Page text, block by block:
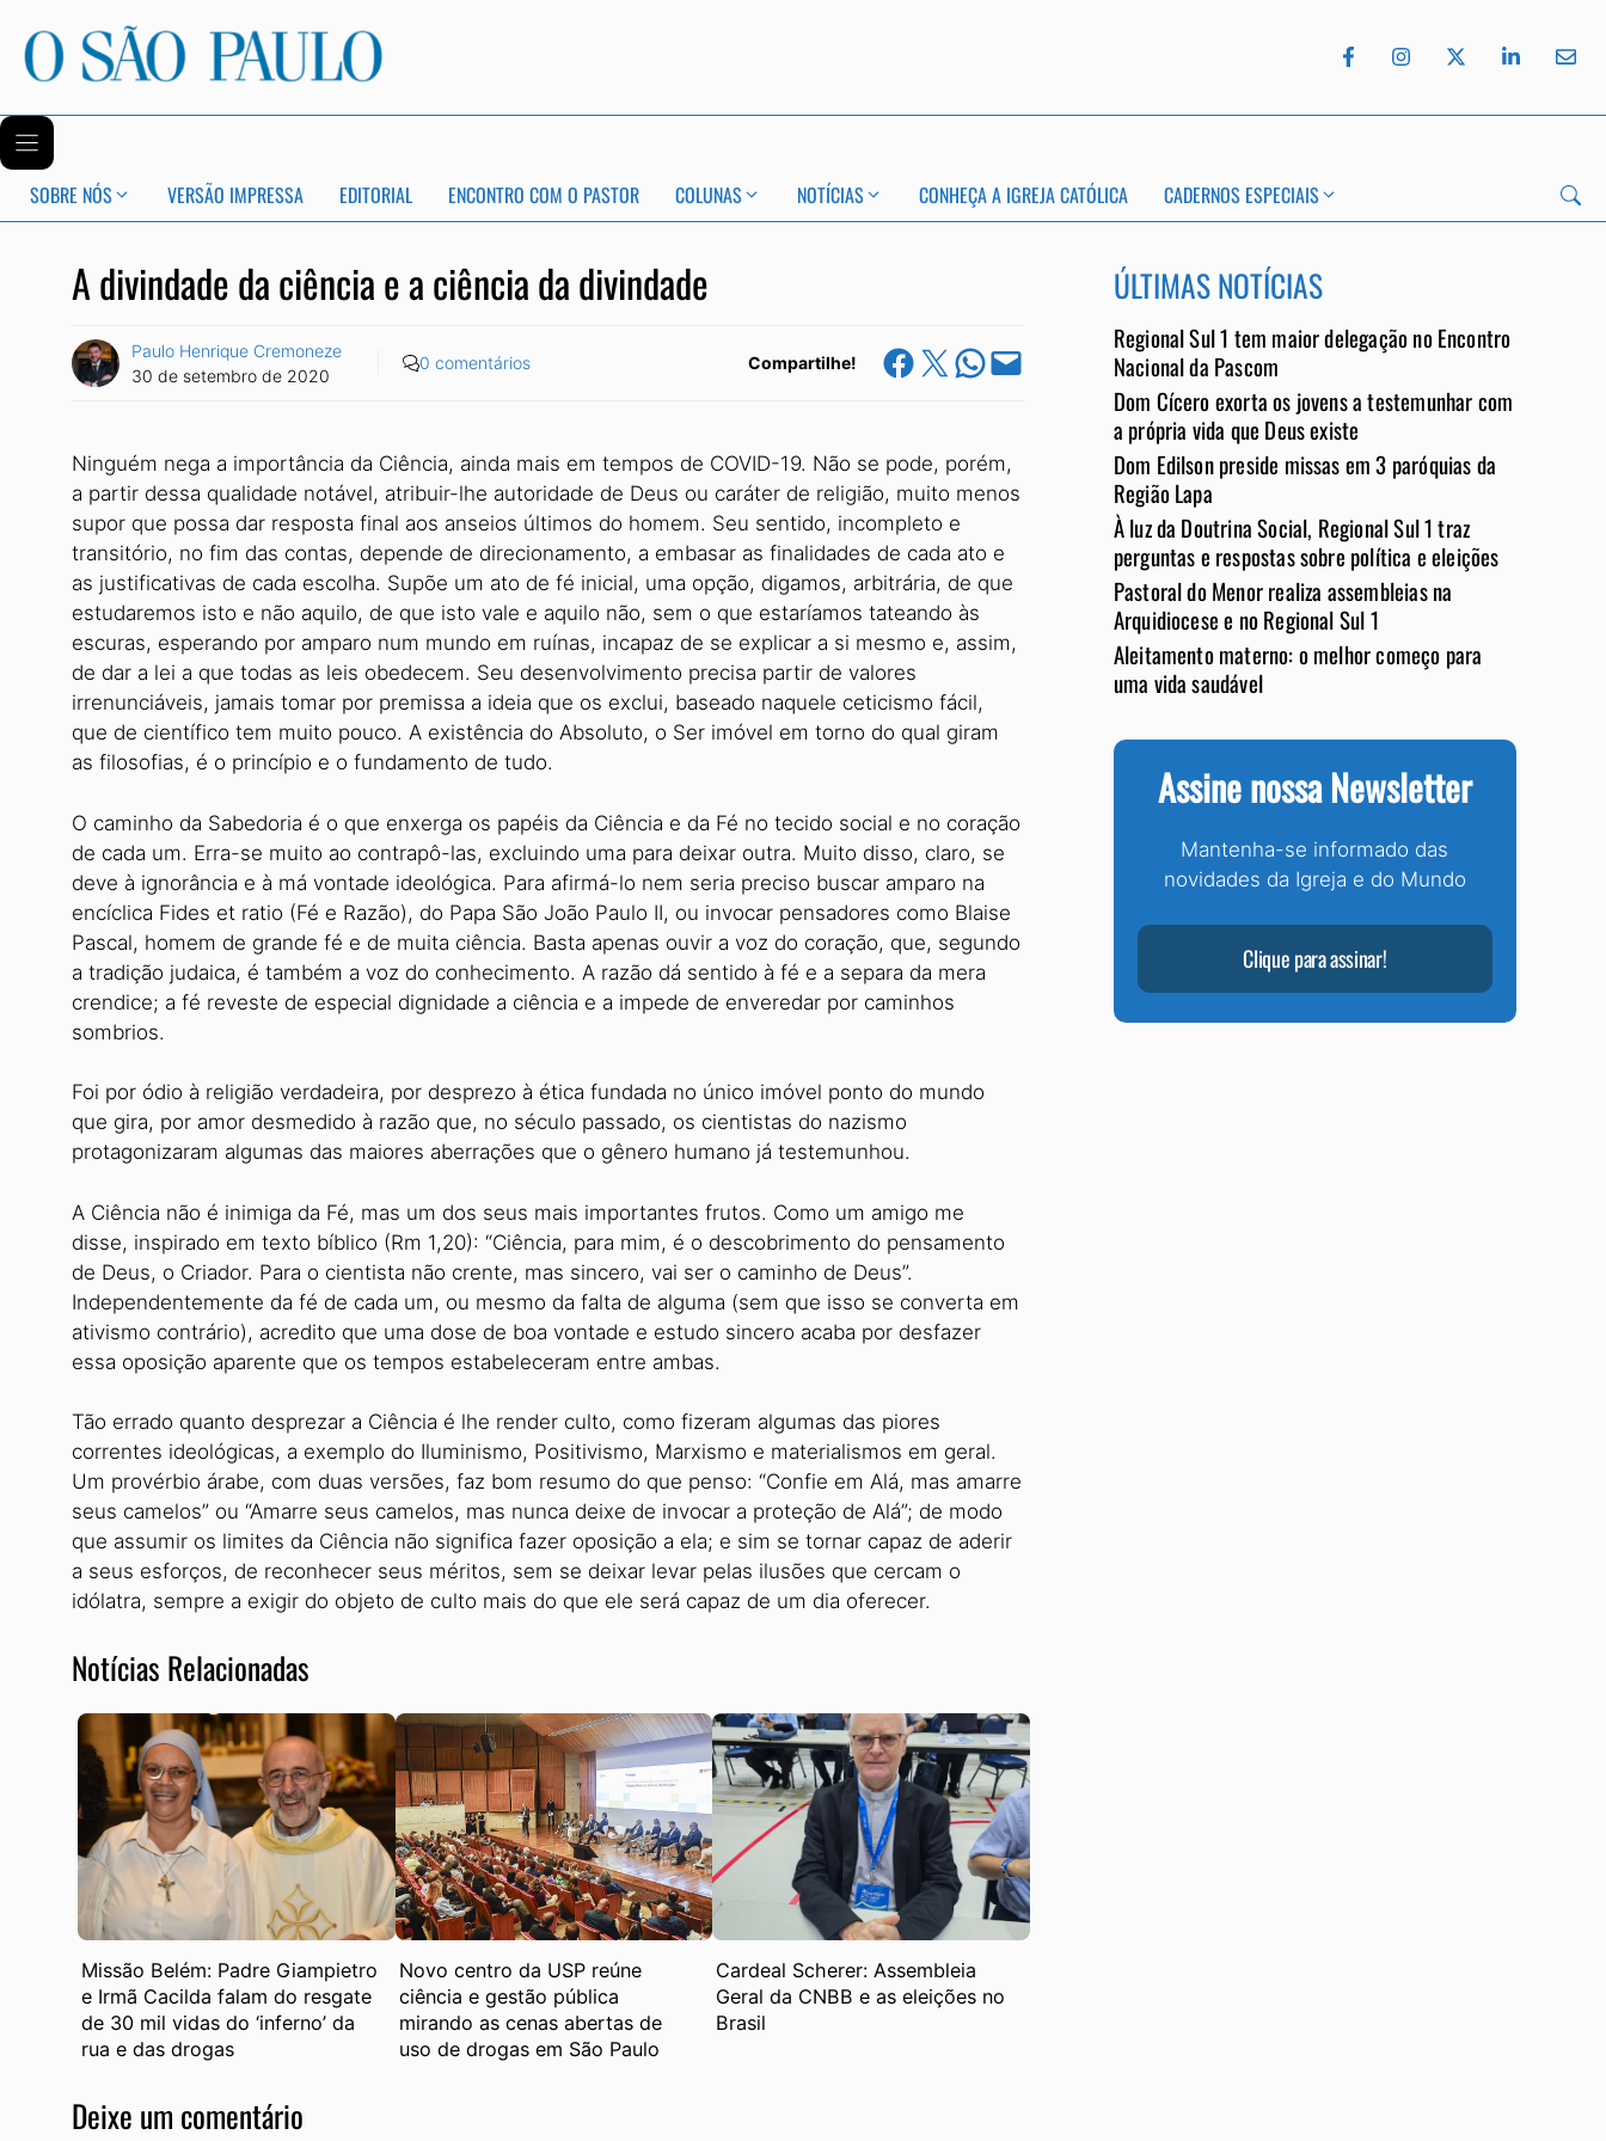
SOBRE NÓS VERSÃO IMPRESSA EDITORIAL ENCONTRO COM O PASTOR COLUNAS NOTÍCIAS CONHEÇA A IGREJA CATÓLICA CADERNOS ESPECIAIS
A divindade da ciência e a ciência da divindade
Paulo Henrique Cremoneze
30 de setembro de 2020
0 comentários Compartilhe! Share on Facebook
Share on X Share on WhatsApp
Email this Page
Ninguém nega a importância da Ciência, ainda mais em tempos de COVID-19. Não se pode, porém,
a partir dessa qualidade notável, atribuir-lhe autoridade de Deus ou caráter de religião, muito menos
supor que possa dar resposta final aos anseios últimos do homem. Seu sentido, incompleto e
transitório, no fim das contas, depende de direcionamento, a embasar as finalidades de cada ato e
as justificativas de cada escolha. Supõe um ato de fé inicial, uma opção, digamos, arbitrária, de que
estudaremos isto e não aquilo, de que isto vale e aquilo não, sem o que estaríamos tateando às
escuras, esperando por amparo num mundo em ruínas, incapaz de se explicar a si mesmo e, assim,
de dar a lei a que todas as leis obedecem. Seu desenvolvimento precisa partir de valores
irrenunciáveis, jamais tomar por premissa a ideia que os exclui, baseado naquele ceticismo fácil,
que de científico tem muito pouco. A existência do Absoluto, o Ser imóvel em torno do qual giram
as filosofias, é o princípio e o fundamento de tudo.
O caminho da Sabedoria é o que enxerga os papéis da Ciência e da Fé no tecido social e no coração
de cada um. Erra-se muito ao contrapô-las, excluindo uma para deixar outra. Muito disso, claro, se
deve à ignorância e à má vontade ideológica. Para afirmá-lo nem seria preciso buscar amparo na
encíclica Fides et ratio (Fé e Razão), do Papa São João Paulo II, ou invocar pensadores como Blaise
Pascal, homem de grande fé e de muita ciência. Basta apenas ouvir a voz do coração, que, segundo
a tradição judaica, é também a voz do conhecimento. A razão dá sentido à fé e a separa da mera
crendice; a fé reveste de especial dignidade a ciência e a impede de enveredar por caminhos
sombrios.
Foi por ódio à religião verdadeira, por desprezo à ética fundada no único imóvel ponto do mundo
que gira, por amor desmedido à razão que, no século passado, os cientistas do nazismo
protagonizaram algumas das maiores aberrações que o gênero humano já testemunhou.
A Ciência não é inimiga da Fé, mas um dos seus mais importantes frutos. Como um amigo me
disse, inspirado em texto bíblico (Rm 1,20): “Ciência, para mim, é o descobrimento do pensamento
de Deus, o Criador. Para o cientista não crente, mas sincero, vai ser o caminho de Deus”.
Independentemente da fé de cada um, ou mesmo da falta de alguma (sem que isso se converta em
ativismo contrário), acredito que uma dose de boa vontade e estudo sincero acaba por desfazer
essa oposição aparente que os tempos estabeleceram entre ambas.
Tão errado quanto desprezar a Ciência é lhe render culto, como fizeram algumas das piores
correntes ideológicas, a exemplo do Iluminismo, Positivismo, Marxismo e materialismos em geral.
Um provérbio árabe, com duas versões, faz bom resumo do que penso: “Confie em Alá, mas amarre
seus camelos” ou “Amarre seus camelos, mas nunca deixe de invocar a proteção de Alá”; de modo
que assumir os limites da Ciência não significa fazer oposição a ela; e sim se tornar capaz de aderir
a seus esforços, de reconhecer seus méritos, sem se deixar levar pelas ilusões que cercam o
idólatra, sempre a exigir do objeto de culto mais do que ele será capaz de um dia oferecer.
Notícias Relacionadas
Missão Belém: Padre Giampietro
e Irmã Cacilda falam do resgate
de 30 mil vidas do ‘inferno’ da
rua e das drogas
Novo centro da USP reúne
ciência e gestão pública
mirando as cenas abertas de
uso de drogas em São Paulo
Cardeal Scherer: Assembleia
Geral da CNBB e as eleições no
Brasil
Deixe um comentário
ÚLTIMAS NOTÍCIAS
Regional Sul 1 tem maior delegação no Encontro
Nacional da Pascom
Dom Cícero exorta os jovens a testemunhar com
a própria vida que Deus existe
Dom Edilson preside missas em 3 paróquias da
Região Lapa
À luz da Doutrina Social, Regional Sul 1 traz
perguntas e respostas sobre política e eleições
Pastoral do Menor realiza assembleias na
Arquidiocese e no Regional Sul 1
Aleitamento materno: o melhor começo para
uma vida saudável
Assine nossa Newsletter
Mantenha-se informado das
novidades da Igreja e do Mundo
Clique para assinar!